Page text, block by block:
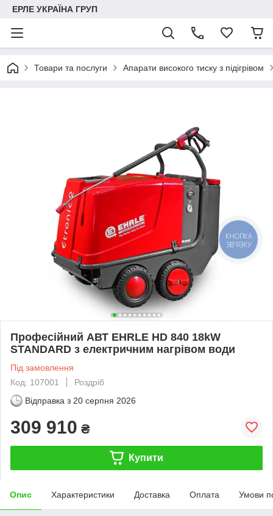
ЕРЛЕ УКРАЇНА ГРУП
Товари та послуги Апарати високого тиску з підігрівом
Професійний АВТ EHRLE HD 840 18kW
STANDARD з електричним нагрівом води
Під замовлення
Код: 107001
Роздріб
Відправка з 20 серпня 2026
309 910 ₴
Купити
Опис Характеристики Доставка Оплата Умови
КНОПКА
ЗВ'ЯЗКУ